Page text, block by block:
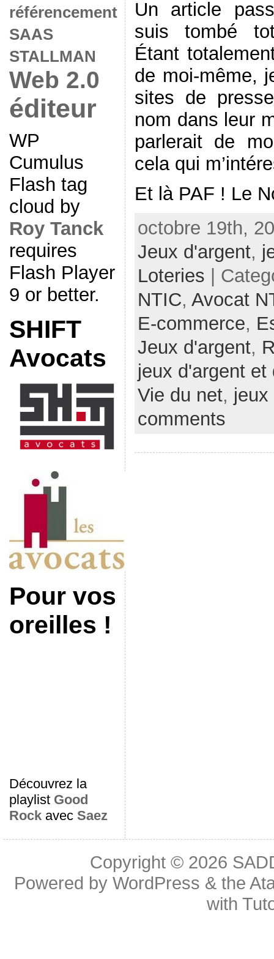
référencement
SAAS
STALLMAN
Web 2.0
éditeur
WP
Cumulus
Flash tag
cloud by
Roy Tanck
requires
Flash Player
9 or better.
SHIFT
Avocats
Pour vos
oreilles !
Découvrez la
playlist Good
Rockavec Saez
Un article
suis tombé
Étant
de moi-même,
sites de
nom dans leur
parlerait de
cela qui
Et là PAF ! Le
octobre 19th,
Jeux d'argent,
Loteries |
NTIC, Avocat
E-commerce,
Jeux d'argent,
jeux d'argent et
Vie du net, jeux
comments
Copyright © 2026
Powered byWordPress & the
with